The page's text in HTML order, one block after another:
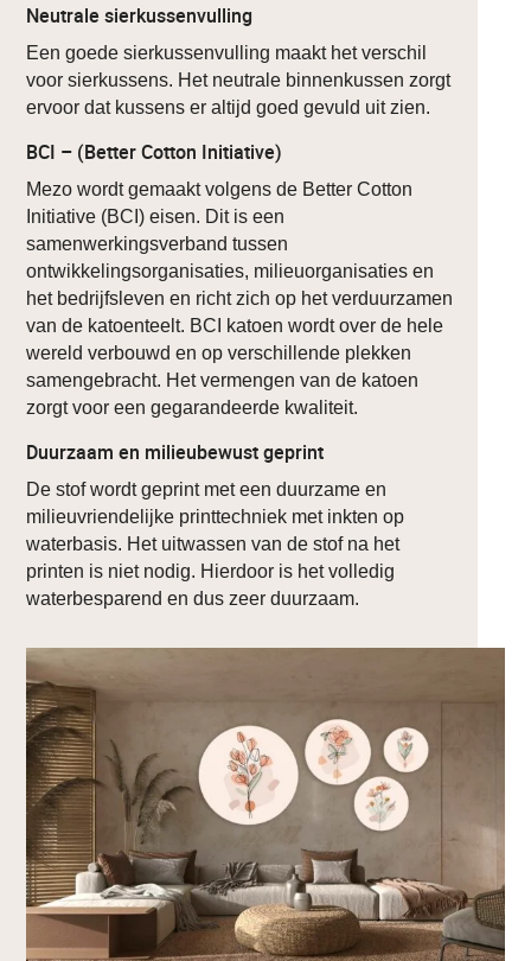
Neutrale sierkussenvulling
Een goede sierkussenvulling maakt het verschil
voor sierkussens. Het neutrale binnenkussen zorgt
ervoor dat kussens er altijd goed gevuld uit zien.
BCI – (Better Cotton Initiative)
Mezo wordt gemaakt volgens de Better Cotton
Initiative (BCI) eisen. Dit is een
samenwerkingsverband tussen
ontwikkelingsorganisaties, milieuorganisaties en
het bedrijfsleven en richt zich op het verduurzamen
van de katoenteelt. BCI katoen wordt over de hele
wereld verbouwd en op verschillende plekken
samengebracht. Het vermengen van de katoen
zorgt voor een gegarandeerde kwaliteit.
Duurzaam en milieubewust geprint
De stof wordt geprint met een duurzame en
milieuvriendelijke printtechniek met inkten op
waterbasis. Het uitwassen van de stof na het
printen is niet nodig. Hierdoor is het volledig
waterbesparend en dus zeer duurzaam.